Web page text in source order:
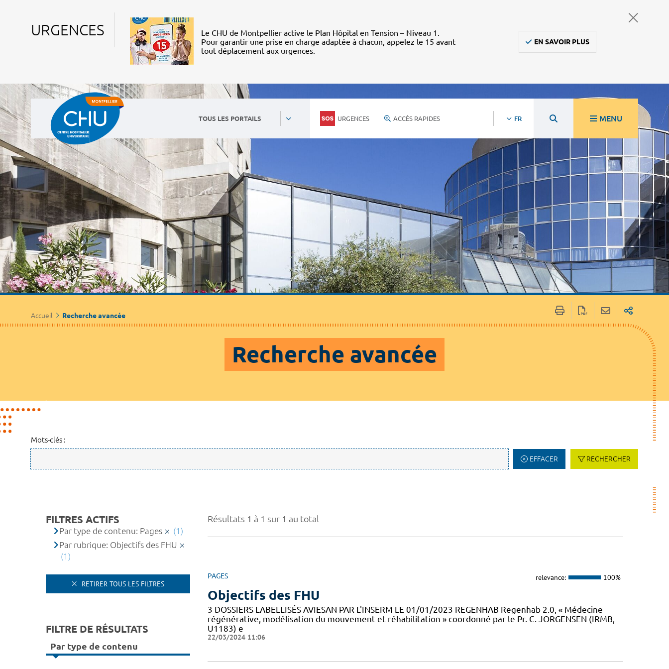
URGENCES
Le CHU de Montpellier active le Plan Hôpital en Tension – Niveau 1.
Pour garantir une prise en charge adaptée à chacun, appelez le 15 avant
tout déplacement aux urgences.
EN SAVOIR PLUS
TOUS LES PORTAILS URGENCES ACCÈS RAPIDES FR MENU
Accueil Recherche avancée
Recherche avancée
Mots-clés :
EFFACER RECHERCHER
Résultats 1 à 1 sur 1 au total
PAGES relevance: 100%
Objectifs des FHU
3 DOSSIERS LABELLISÉS AVIESAN PAR L'INSERM LE 01/01/2023 REGENHAB Regenhab 2.0, « Médecine
régénérative, modélisation du mouvement et réhabilitation » coordonné par le Pr. C. JORGENSEN (IRMB,
U1183) e
22/03/2024 11:06
FILTRES ACTIFS
Par type de contenu: Pages
(1)
Par rubrique: Objectifs des FHU
(1)
RETIRER TOUS LES FILTRES
FILTRE DE RÉSULTATS
Par type de contenu